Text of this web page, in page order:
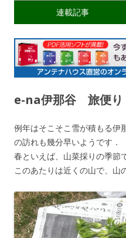
連載記事
e-na伊那谷 旅便り
例年はそこそこ雪が積もる伊
の訪れも幾分早いようです．
春といえば、山菜採りの季節
このあたりは近くの山で、山